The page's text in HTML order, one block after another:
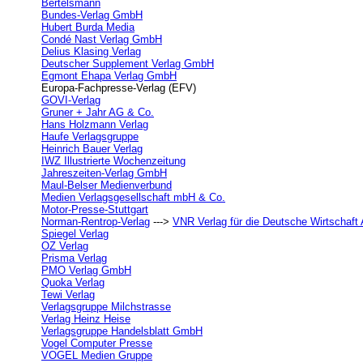
Bertelsmann
Bundes-Verlag GmbH
Hubert Burda Media
Condé Nast Verlag GmbH
Delius Klasing Verlag
Deutscher Supplement Verlag GmbH
Egmont Ehapa Verlag GmbH
Europa-Fachpresse-Verlag (EFV)
GOVI-Verlag
Gruner + Jahr AG & Co.
Hans Holzmann Verlag
Haufe Verlagsgruppe
Heinrich Bauer Verlag
IWZ Illustrierte Wochenzeitung
Jahreszeiten-Verlag GmbH
Maul-Belser Medienverbund
Medien Verlagsgesellschaft mbH & Co.
Motor-Presse-Stuttgart
Norman-Rentrop-Verlag ---> VNR Verlag für die Deutsche Wirtschaft
Spiegel Verlag
OZ Verlag
Prisma Verlag
PMO Verlag GmbH
Quoka Verlag
Tewi Verlag
Verlagsgruppe Milchstrasse
Verlag Heinz Heise
Verlagsgruppe Handelsblatt GmbH
Vogel Computer Presse
VOGEL Medien Gruppe